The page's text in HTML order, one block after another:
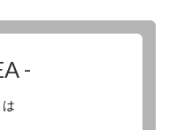
-